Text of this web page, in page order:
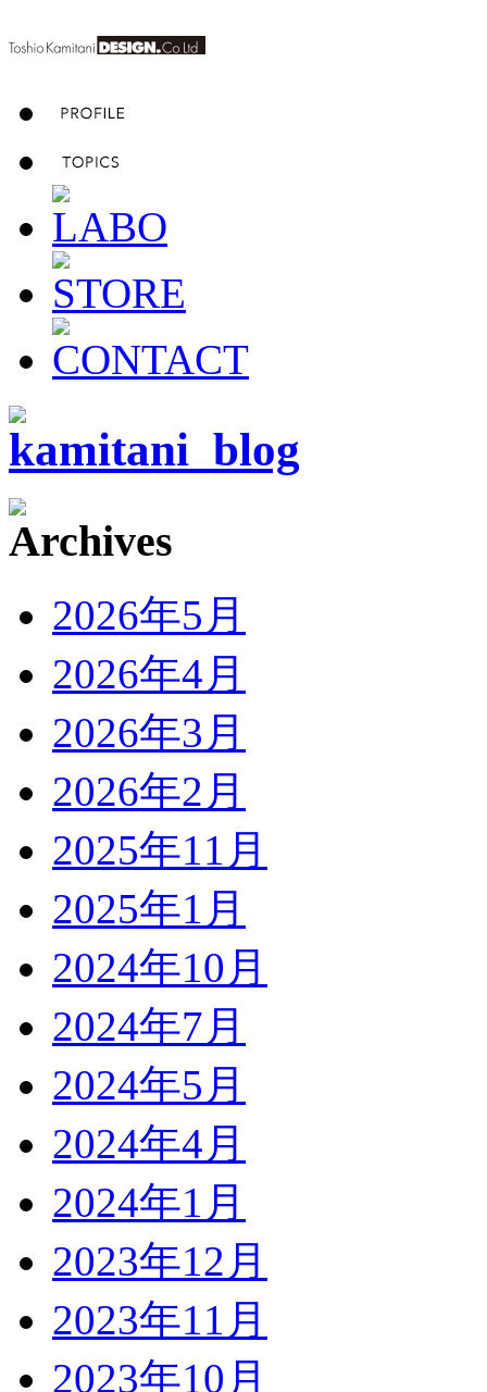
2026年5月
2026年4月
2026年3月
2026年2月
2025年11月
2025年1月
2024年10月
2024年7月
2024年5月
2024年4月
2024年1月
2023年12月
2023年11月
2023年10月